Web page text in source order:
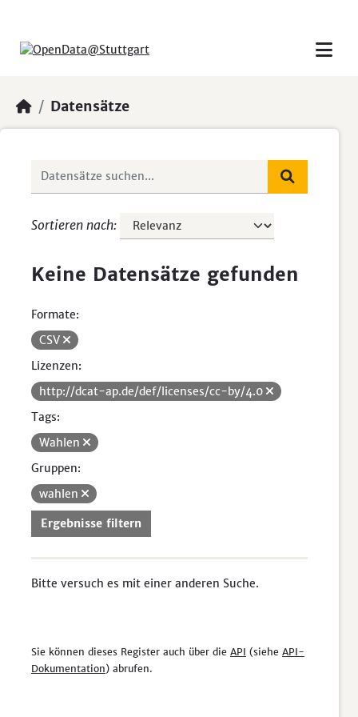
Datensätze
Sortieren nach
Keine Datensätze gefunden
Formate:
CSV
Lizenzen:
http://dcat-ap.de/def/licenses/cc-by/4.0
Tags:
Wahlen
Gruppen:
wahlen
Ergebnisse filtern
Bitte versuch es mit einer anderen Suche.
Sie können dieses Register auch über die API (siehe API-
Dokumentation) abrufen.